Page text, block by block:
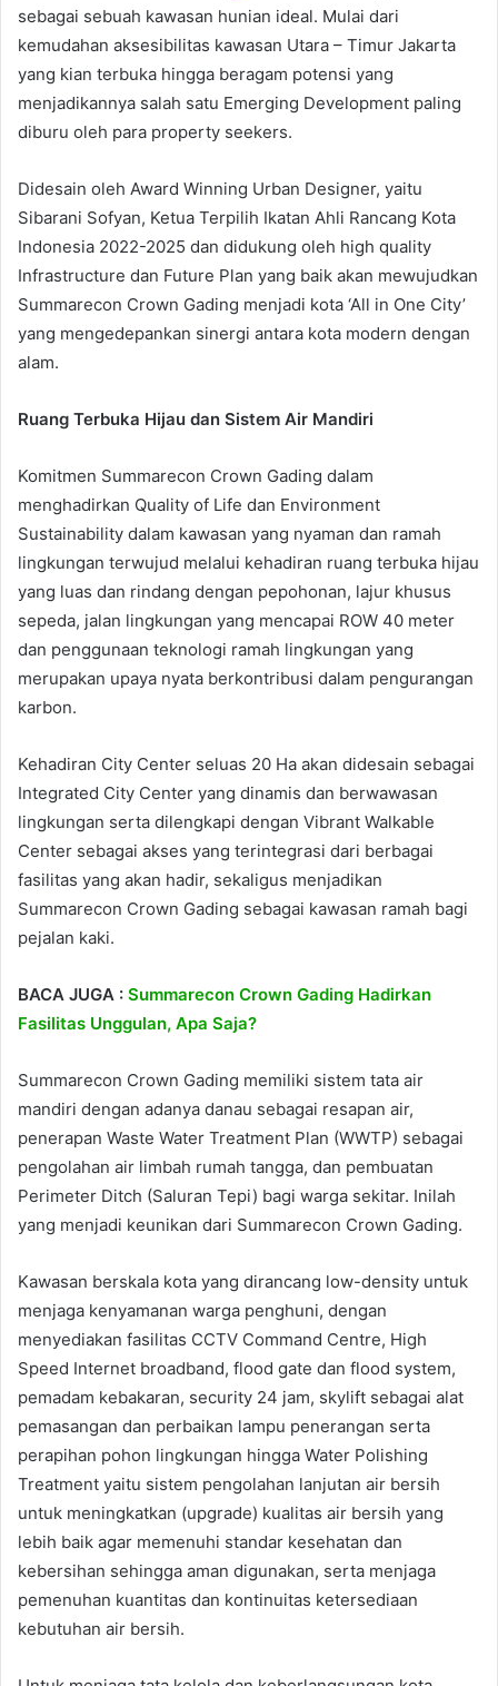
sebagai sebuah kawasan hunian ideal. Mulai dari
kemudahan aksesibilitas kawasan Utara – Timur Jakarta
yang kian terbuka hingga beragam potensi yang
menjadikannya salah satu Emerging Development paling
diburu oleh para property seekers.
Didesain oleh Award Winning Urban Designer, yaitu
Sibarani Sofyan, Ketua Terpilih Ikatan Ahli Rancang Kota
Indonesia 2022-2025 dan didukung oleh high quality
Infrastructure dan Future Plan yang baik akan mewujudkan
Summarecon Crown Gading menjadi kota ‘All in One City’
yang mengedepankan sinergi antara kota modern dengan
alam.
Ruang Terbuka Hijau dan Sistem Air Mandiri
Komitmen Summarecon Crown Gading dalam
menghadirkan Quality of Life dan Environment
Sustainability dalam kawasan yang nyaman dan ramah
lingkungan terwujud melalui kehadiran ruang terbuka hijau
yang luas dan rindang dengan pepohonan, lajur khusus
sepeda, jalan lingkungan yang mencapai ROW 40 meter
dan penggunaan teknologi ramah lingkungan yang
merupakan upaya nyata berkontribusi dalam pengurangan
karbon.
Kehadiran City Center seluas 20 Ha akan didesain sebagai
Integrated City Center yang dinamis dan berwawasan
lingkungan serta dilengkapi dengan Vibrant Walkable
Center sebagai akses yang terintegrasi dari berbagai
fasilitas yang akan hadir, sekaligus menjadikan
Summarecon Crown Gading sebagai kawasan ramah bagi
pejalan kaki.
BACA JUGA : Summarecon Crown Gading Hadirkan
Fasilitas Unggulan, Apa Saja?
Summarecon Crown Gading memiliki sistem tata air
mandiri dengan adanya danau sebagai resapan air,
penerapan Waste Water Treatment Plan (WWTP) sebagai
pengolahan air limbah rumah tangga, dan pembuatan
Perimeter Ditch (Saluran Tepi) bagi warga sekitar. Inilah
yang menjadi keunikan dari Summarecon Crown Gading.
Kawasan berskala kota yang dirancang low-density untuk
menjaga kenyamanan warga penghuni, dengan
menyediakan fasilitas CCTV Command Centre, High
Speed Internet broadband, flood gate dan flood system,
pemadam kebakaran, security 24 jam, skylift sebagai alat
pemasangan dan perbaikan lampu penerangan serta
perapihan pohon lingkungan hingga Water Polishing
Treatment yaitu sistem pengolahan lanjutan air bersih
untuk meningkatkan (upgrade) kualitas air bersih yang
lebih baik agar memenuhi standar kesehatan dan
kebersihan sehingga aman digunakan, serta menjaga
pemenuhan kuantitas dan kontinuitas ketersediaan
kebutuhan air bersih.